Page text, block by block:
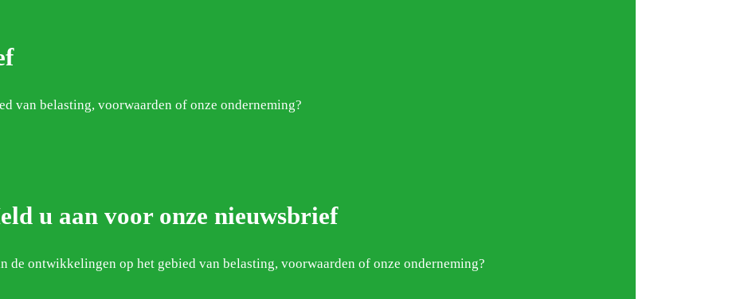
van belasting, voorwaarden of onze onderneming?
u aan voor onze nieuwsbrief
de ontwikkelingen op het gebied van belasting, voorwaarden of onze onderneming?